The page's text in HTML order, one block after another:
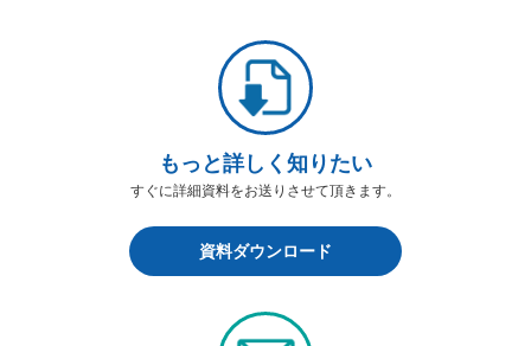
もっと詳しく知りたい
すぐに詳細資料をお送りさせて頂きます。
資料ダウンロード